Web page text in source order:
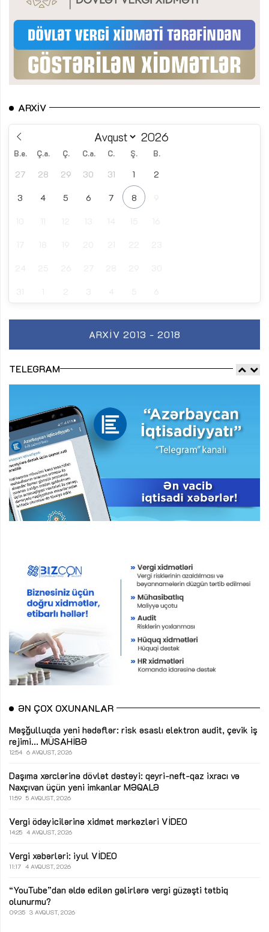
ARXIV
B.e. Ç.a. Ç. C.a. C. Ş. B.
27 28 29 30 31 1 2
3 4 5 6 7 8
ARXIV 2013 - 2018
TELEGRAM
ƏN ÇOX OXUNANLAR
Məşğulluqda yeni hədəflər: risk əsaslı elektron audit, çevik iş
rejimi... MÜSAHİBƏ
12:54 6 AVQUST, 2026
Daşıma xərclərinə dövlət dəstəyi: qeyri-neft-qaz ixracı və
Naxçıvan üçün yeni imkanlar MƏQALƏ
11:59 5 AVQUST, 2026
Vergi ödəyicilərinə xidmət mərkəzləri VİDEO
14:25 4 AVQUST, 2026
Vergi xəbərləri: iyul VİDEO
11:17 4 AVQUST, 2026
“YouTube”dan əldə edilən gəlirlərə vergi güzəşti tətbiq
olunurmu?
09:35 3 AVQUST, 2026